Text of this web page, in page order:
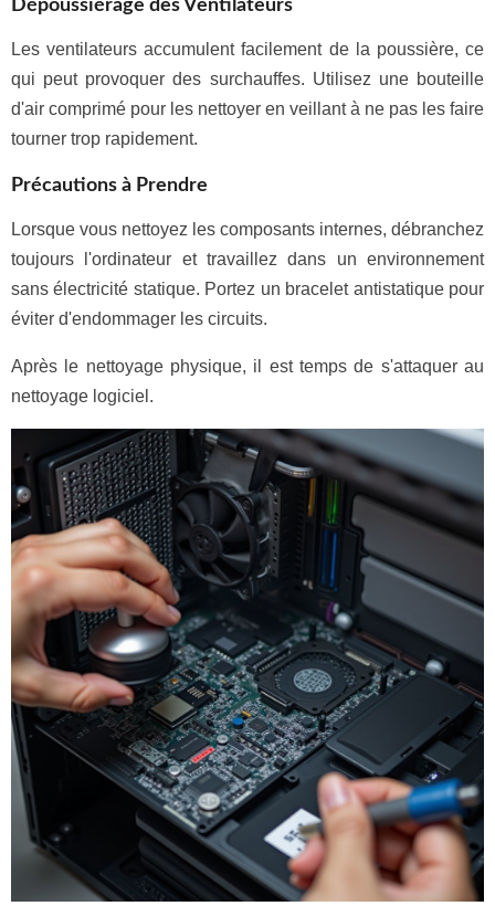
Dépoussiérage des Ventilateurs
Les ventilateurs accumulent facilement de la poussière, ce
qui peut provoquer des surchauffes. Utilisez une bouteille
d'air comprimé pour les nettoyer en veillant à ne pas les faire
tourner trop rapidement.
Précautions à Prendre
Lorsque vous nettoyez les composants internes, débranchez
toujours l'ordinateur et travaillez dans un environnement
sans électricité statique. Portez un bracelet antistatique pour
éviter d'endommager les circuits.
Après le nettoyage physique, il est temps de s'attaquer au
nettoyage logiciel.